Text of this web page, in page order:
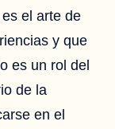
el arte de
y que
es un rol del
de la
en el